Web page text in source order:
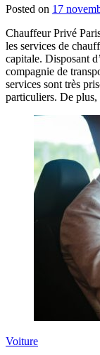
Posted on 17
Chauffeur Privé
les services de
capitale. Disposant
compagnie de
services sont très
particuliers. De
Voiture